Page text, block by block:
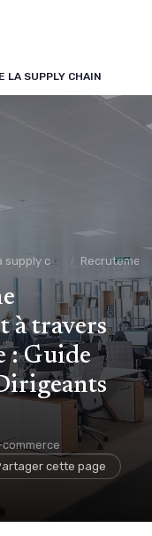
LA SUPPLY CHAIN
chain Recrutement
à travers
: Guide
cette page